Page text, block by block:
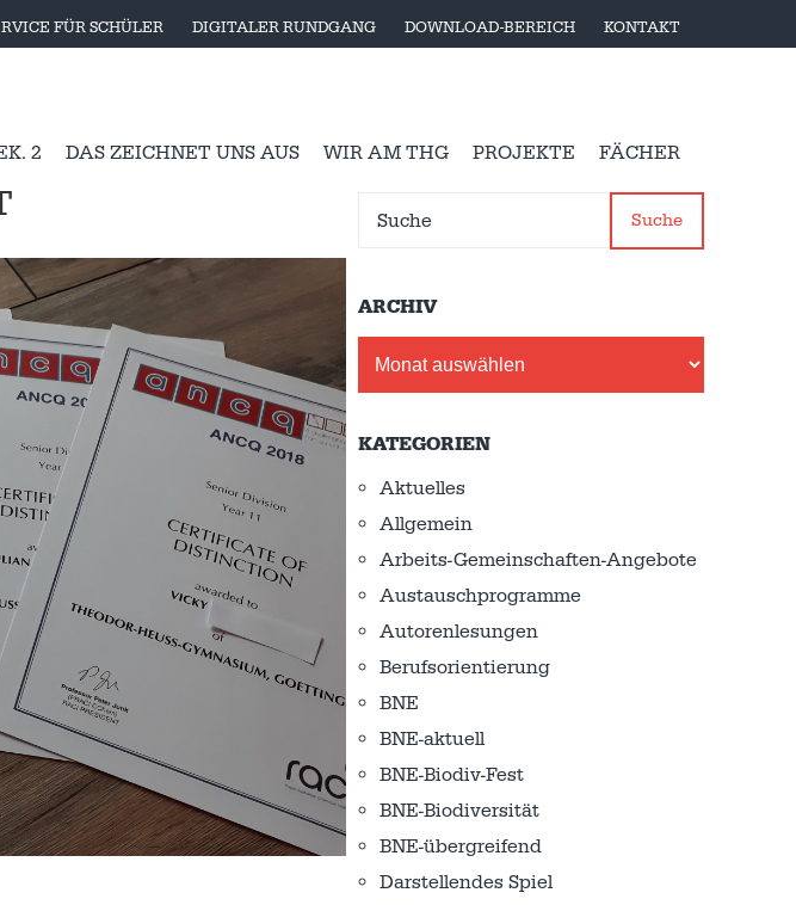
FÜR SCHÜLER DIGITALER RUNDGANG DOWNLOAD-BEREICH KONTAKT
2 DAS ZEICHNET UNS AUS WIR AM THG PROJEKTE FÄCHER
Suche
ARCHIV
KATEGORIEN
Aktuelles
Allgemein
Arbeits-Gemeinschaften-Angebote
Austausch­programme
Autorenlesungen
Berufsorientierung
BNE
BNE-aktuell
BNE-Biodiv-Fest
BNE-Biodiversität
BNE-übergreifend
Darstellendes Spiel